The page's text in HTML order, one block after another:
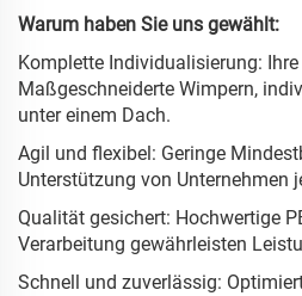
Warum haben Sie uns gewählt:
Komplette Individualisierung: Ihre
Maßgeschneiderte Wimpern,
unter einem Dach.
Agil und flexibel: Geringe
Unterstützung von Unternehmen
Qualität gesichert: Hochwertige
Verarbeitung gewährleisten
Schnell und zuverlässig: